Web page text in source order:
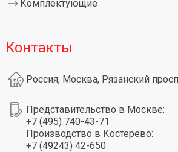
Комплектующие
Контакты
Россия, Москва, Рязанский
Представительство в Москве:
+7 (495) 740-43-71
Производство в Костерёво:
+7 (49243) 42-650